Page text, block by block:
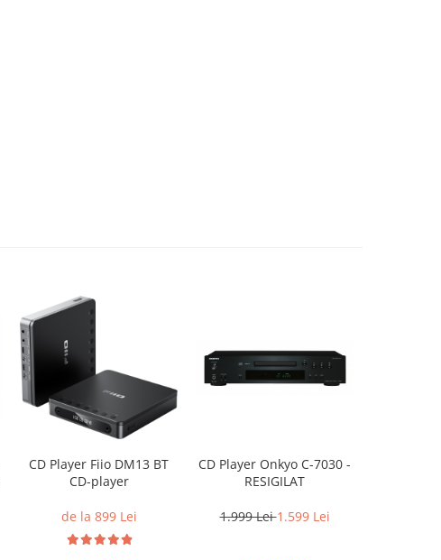
CD Player Fiio DM13 BT
CD-player
de la 899 Lei
CD Player Onkyo C-7030 -
RESIGILAT
1.999 Lei1.599 Lei